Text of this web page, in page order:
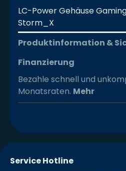
LC-Power Gehäuse
Storm_X
Produktinformation &
Finanzierung
Bezahle schnell und
Monatsraten. Mehr
Service Hotline